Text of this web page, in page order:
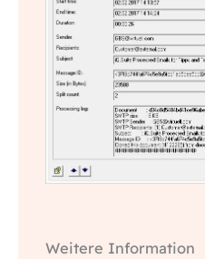
Weitere Information